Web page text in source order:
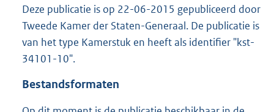
s
r
o
:
Deze publicatie is op 22-06-2015 gepubliceerd door
Tweede Kamer der Staten-Generaal. De publicatie is
van het type Kamerstuk en heeft als identifier "kst-
34101-10".
Bestandsformaten